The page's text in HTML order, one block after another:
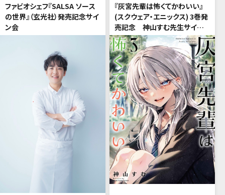
ファビオシェフ『SALSA ソース
の世界』（玄光社）発売記念サイ
ン会
『灰宮先輩は怖くてかわいい』
(スクウェア・エニックス) 3巻発
売記念 神山すむ先生サイン
会